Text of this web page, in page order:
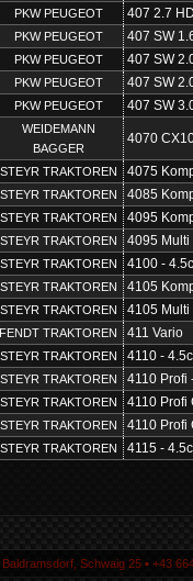
PKW PEUGEOT 407 2.7
PKW PEUGEOT 407 SW
PKW PEUGEOT 407 SW
PKW PEUGEOT 407 SW
PKW PEUGEOT 407 SW
WEIDEMANN
BAGGER
4070
STEYR TRAKTOREN 4075
STEYR TRAKTOREN 4085
STEYR TRAKTOREN 4095
STEYR TRAKTOREN 4095 Multi
STEYR TRAKTOREN 4100 -
STEYR TRAKTOREN 4105
STEYR TRAKTOREN 4105 Multi
FENDT TRAKTOREN 411 Vario
STEYR TRAKTOREN 4110 -
STEYR TRAKTOREN 4110 Profi
STEYR TRAKTOREN 4110 Profi
STEYR TRAKTOREN 4110 Profi
STEYR TRAKTOREN 4115 -
Schwaig 25 ▪ +43